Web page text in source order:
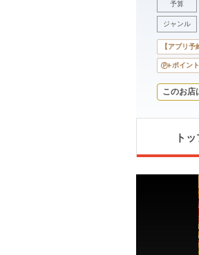
予算
ジャンル
【アプリ
ポイン
このお店
ト